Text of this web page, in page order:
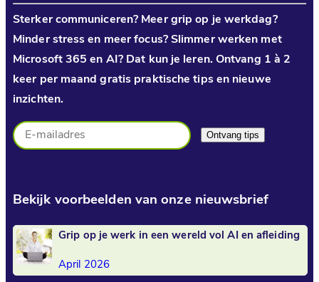
Sterker communiceren? Meer grip op je werkdag?
Minder stress en meer focus? Slimmer werken met
Microsoft 365 en AI? Dat kun je leren. Ontvang 1 à 2
keer per maand gratis praktische tips en nieuwe
inzichten.
Bekijk voorbeelden van onze nieuwsbrief
Grip op je werk in een wereld vol AI en afleiding
April 2026